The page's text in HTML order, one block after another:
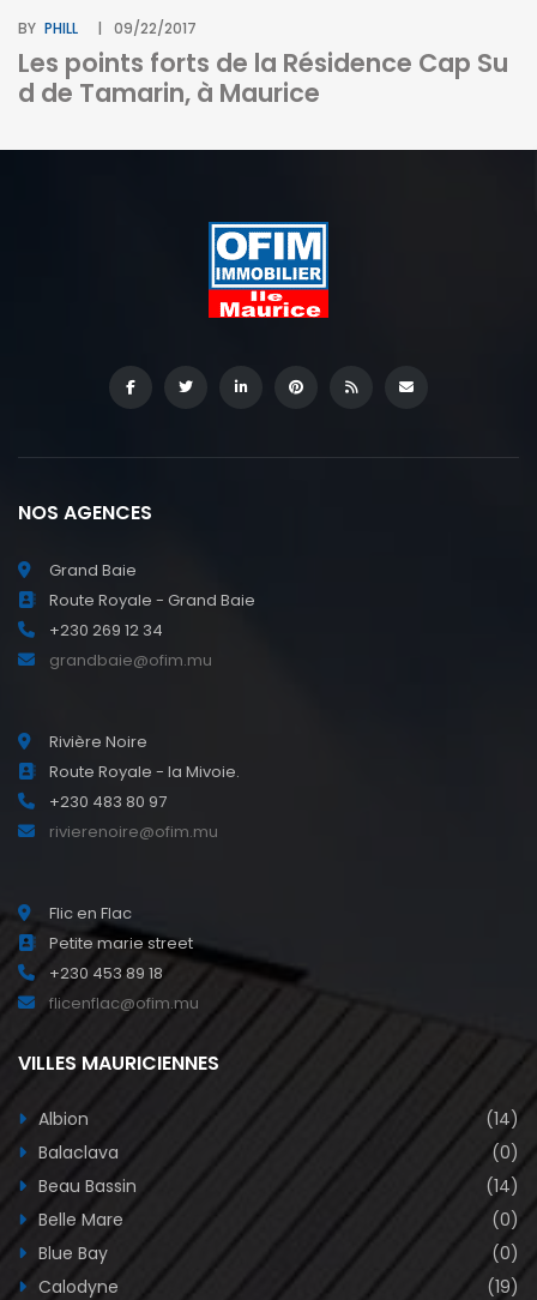
BY PHILL 09/22/2017
Les points forts de la Résidence Cap Su
d de Tamarin, à Maurice
NOS AGENCES
Grand Baie
Route Royale - Grand Baie
+230 269 12 34
grandbaie@ofim.mu
Rivière Noire
Route Royale - la Mivoie.
+230 483 80 97
rivierenoire@ofim.mu
Flic en Flac
Petite marie street
+230 453 89 18
flicenflac@ofim.mu
VILLES MAURICIENNES
Albion
(14)
Balaclava
(0)
Beau Bassin
(14)
Belle Mare
(0)
Blue Bay
(0)
Calodyne
(19)